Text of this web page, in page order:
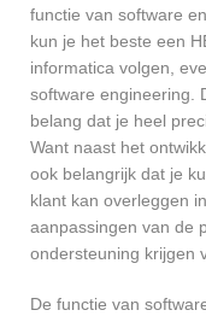
functie van software
kun je het beste een
informatica volgen,
software engineering.
belang dat je heel
Want naast het
ook belangrijk dat je
klant kan overleggen
aanpassingen van de
ondersteuning krijgen
De functie van